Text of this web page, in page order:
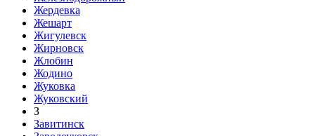
Жердевка
Жешарт
Жигулевск
Жирновск
Жлобин
Жодино
Жуковка
Жуковский
З
Завитинск